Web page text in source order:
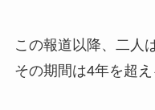
この報道以降、二人
その期間は4年を超え